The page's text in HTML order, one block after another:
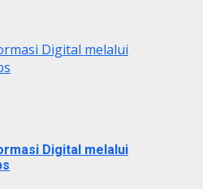
Digital melalui
Digital melalui